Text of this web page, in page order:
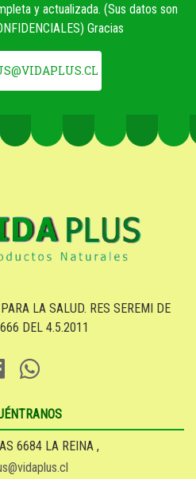
y actualizada. (Sus datos son
Gracias
LA SALUD. RES SEREMI DE
DEL 4.5.2011
6684 LA REINA ,